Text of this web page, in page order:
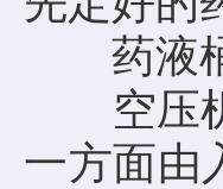
药液桶
空压机
一方面由